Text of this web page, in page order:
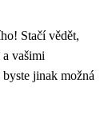
Stačí vědět,
vašimi
jinak možná